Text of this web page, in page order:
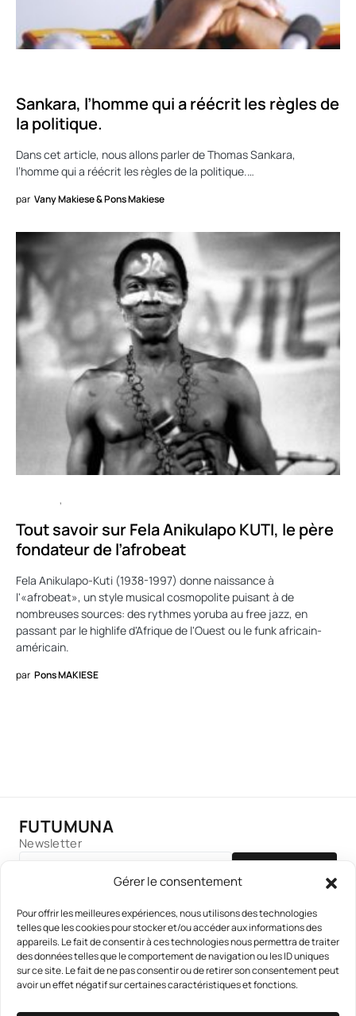
Gérer le consentement
Pour offrir les meilleures expériences, nous utilisons des technologies
telles que les cookies pour stocker et/ou accéder aux informations des
appareils. Le fait de consentir à ces technologies nous permettra de traiter
des données telles que le comportement de navigation ou les ID uniques
sur ce site. Le fait de ne pas consentir ou de retirer son consentement peut
avoir un effet négatif sur certaines caractéristiques et fonctions.
Sankara, l’homme qui a réécrit les règles de
la politique.
Dans cet article, nous allons parler de Thomas Sankara,
l’homme qui a réécrit les règles de la politique.…
par Vany Makiese & Pons Makiese
Tout savoir sur Fela Anikulapo KUTI, le père
fondateur de l’afrobeat
Fela Anikulapo-Kuti (1938-1997) donne naissance à
l'«afrobeat», un style musical cosmopolite puisant à de
nombreuses sources: des rythmes yoruba au free jazz, en
passant par le highlife d'Afrique de l'Ouest ou le funk africain-
américain.
par Pons MAKIESE
FUTUMUNA
Newsletter